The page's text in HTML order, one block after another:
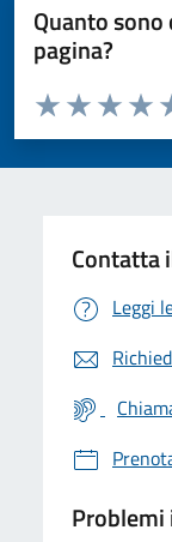
Quanto
pagina?
Valuta da 1 a 5
Valuta 3
Valuta 2
Valuta 1 stelle
Contatta
Leggi